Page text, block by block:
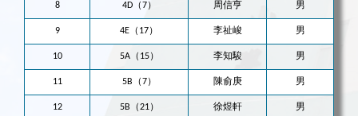
8 4D（7） 周信亨 男
9 4E（17） 李祉峻 男
10 5A（15） 李知駿 男
11 5B（7） 陳俞庚 男
12 5B（21） 徐煜軒 男